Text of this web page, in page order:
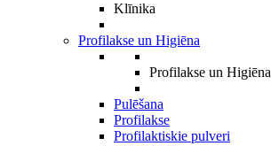
Klīnika
Profilakse un Higiēna
Profilakse un Higiēna
Pulēšana
Profilakse
Profilaktiskie pulveri